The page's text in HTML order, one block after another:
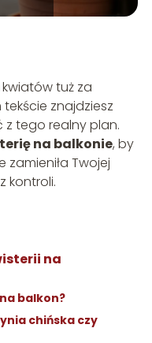
tuż za
znajdziesz
z tego realny plan.
na balkonie, by
zamieniła Twojej
kontroli.
na
balkon?
chińska czy